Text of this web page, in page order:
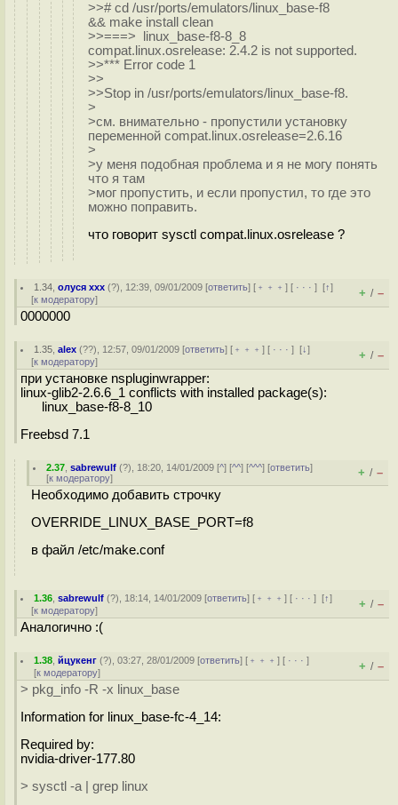
>># cd /usr/ports/emulators/linux_base-f8
&& make install clean
>>===> linux_base-f8-8_8
compat.linux.osrelease: 2.4.2 is not supported.
>>*** Error code 1
>>
>>Stop in /usr/ports/emulators/linux_base-f8.
>
>см. внимательно - пропустили установку
переменной compat.linux.osrelease=2.6.16
>
>у меня подобная проблема и я не могу понять
что я там
>мог пропустить, и если пропустил, то где это
можно поправить.
что говорит sysctl compat.linux.osrelease ?
1.34 ,олуся ххх (?), 12:39, 09/01/2009 [ответить] [ ﹢﹢﹢] [ · · ·][↑]
[к модератору] + / –
0000000
1.35 ,alex (??), 12:57, 09/01/2009 [ответить] [ ﹢﹢﹢] [ · · ·][↓]
[к модератору] + / –
при установке nspluginwrapper:
linux-glib2-2.6.6_1 conflicts with installed package(s):
linux_base-f8-8_10
Freebsd 7.1
2.37 ,sabrewulf (?), 18:20, 14/01/2009 [^] [^^] [^^^] [ответить]
[к модератору] + / –
Необходимо добавить строчку
OVERRIDE_LINUX_BASE_PORT=f8
в файл /etc/make.conf
1.36 ,sabrewulf (?), 18:14, 14/01/2009 [ответить] [ ﹢﹢﹢] [ · · ·][↑]
[к модератору] + / –
Аналогично :(
1.38 ,йцукенг (?), 03:27, 28/01/2009 [ответить] [ ﹢﹢﹢] [ · · ·]
[к модератору] + / –
> pkg_info -R -x linux_base
Information for linux_base-fc-4_14:
Required by:
nvidia-driver-177.80
> sysctl -a | grep linux